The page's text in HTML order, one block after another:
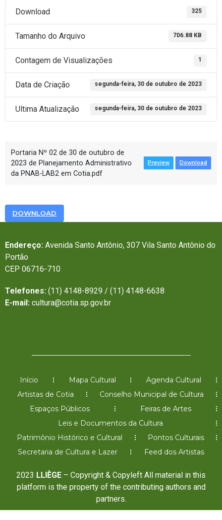
Download 325
Tamanho do Arquivo 706.88 KB
Contagem de Visualizações 1
Data de Criação segunda-feira, 30 de outubro de 2023
Ultima Atualização segunda-feira, 30 de outubro de 2023
Portaria Nº 02 de 30 de outubro de
2023 de Planejamento Administrativo
da PNAB-LAB2 em Cotia.pdf
Preview Download
DOWNLOAD
Endereço: Avenida Santo Antônio, 307 Vila Santo Antônio do
Portão
CEP 06716-710
Telefones: (11) 4148-8929 / (11) 4148-6638
E-mail: cultura@cotia.sp.gov.br
Início Mapa Cultural
Agenda Cultural
Artistas de Cotia
Conselho Municipal de Cultura
Espaços Públicos
Feiras de Artes
Leis e Documentos da Cultura
Patrimônio Histórico e Cultural
Pontos Culturais
Secretaria de Cultura e Lazer
Feed dos Artistas
2023 LLIÈGE – Copyright & Copyleft All material in this
platform is the property of the contributing authors and
partners.